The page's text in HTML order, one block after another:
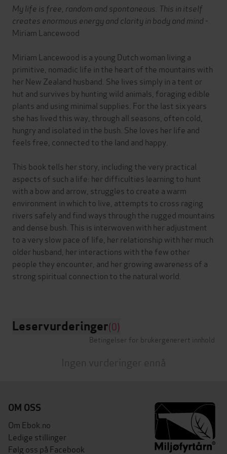
My life is free, random and spontaneous. This in itself
creates enormous energy and clarity in body and mind-
Miriam Lancewood
Miriam Lancewood is a young Dutch woman living a
primitive, nomadic life in the heart of the mountains with
her New Zealand husband. She lives simply in a tent or
hut and survives by hunting wild animals, foraging edible
plants and using minimal supplies. For the last six years
she has lived this way, through all seasons, often cold,
hungry and isolated in the bush. She loves her life and
feels free, connected to the land and happy.
This book tells her story, including the very practical
aspects of such a life: her difficulties learning to hunt
with a bow and arrow, struggles to create a warm
environment in which to live, attempts to cross raging
rivers safely and find ways through the rugged mountains
and dense bush. This is interwoven with her adjustment
to a very slow pace of life, her relationship with her much
older husband, her interactions with the few other
people they encounter, and her growing awareness of a
strong spiritual connection to the natural world.
Leservurderinger(0)
Betingelser for brukergenerert innhold
Ingen vurderinger ennå
OM OSS
Om Ebok.no
Ledige stillinger
Følg oss på Facebook